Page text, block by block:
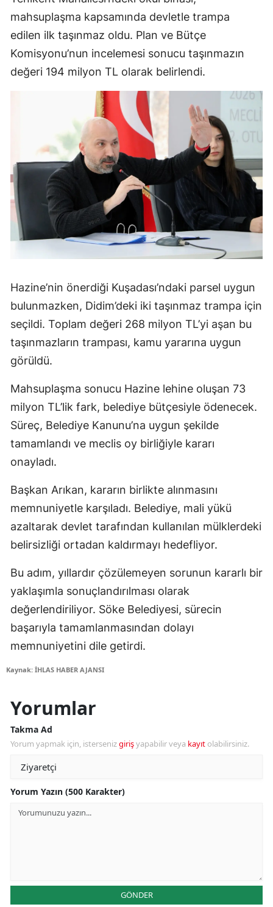
mahsuplaşma kapsamında devletle trampa
edilen ilk taşınmaz oldu. Plan ve Bütçe
Komisyonu’nun incelemesi sonucu taşınmazın
değeri 194 milyon TL olarak belirlendi.
Hazine’nin önerdiği Kuşadası’ndaki parsel uygun
bulunmazken, Didim’deki iki taşınmaz trampa için
seçildi. Toplam değeri 268 milyon TL’yi aşan bu
taşınmazların trampası, kamu yararına uygun
görüldü.
Mahsuplaşma sonucu Hazine lehine oluşan 73
milyon TL’lik fark, belediye bütçesiyle ödenecek.
Süreç, Belediye Kanunu’na uygun şekilde
tamamlandı ve meclis oy birliğiyle kararı
onayladı.
Başkan Arıkan, kararın birlikte alınmasını
memnuniyetle karşıladı. Belediye, mali yükü
azaltarak devlet tarafından kullanılan mülklerdeki
belirsizliği ortadan kaldırmayı hedefliyor.
Bu adım, yıllardır çözülemeyen sorunun kararlı bir
yaklaşımla sonuçlandırılması olarak
değerlendiriliyor. Söke Belediyesi, sürecin
başarıyla tamamlanmasından dolayı
memnuniyetini dile getirdi.
Kaynak: İHLAS HABER AJANSI
Yorumlar
Takma Ad
Yorum yapmak için, istersenizgirişyapabilir veya kayıt olabilirsiniz.
Yorum Yazın (500 Karakter)
GÖNDER